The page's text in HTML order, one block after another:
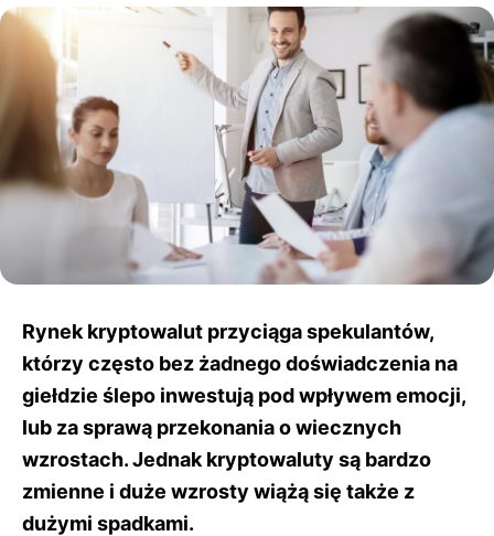
Rynek kryptowalut przyciąga spekulantów,
którzy często bez żadnego doświadczenia na
giełdzie ślepo inwestują pod wpływem emocji,
lub za sprawą przekonania o wiecznych
wzrostach. Jednak kryptowaluty są bardzo
zmienne i duże wzrosty wiążą się także z
dużymi spadkami.